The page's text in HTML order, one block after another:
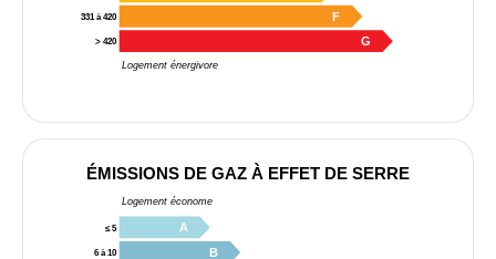
Logement énergivore
331 à 420 F
> 420 G
ÉMISSIONS DE GAZ À EFFET DE SERRE
Logement économe
≤ 5 A
6 à 10 B